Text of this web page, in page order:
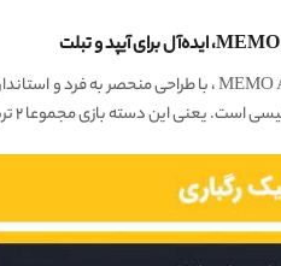
بازی مجموعا ۲ تریگر لیزری و ۲ تریگر مغناطیسی دارد.